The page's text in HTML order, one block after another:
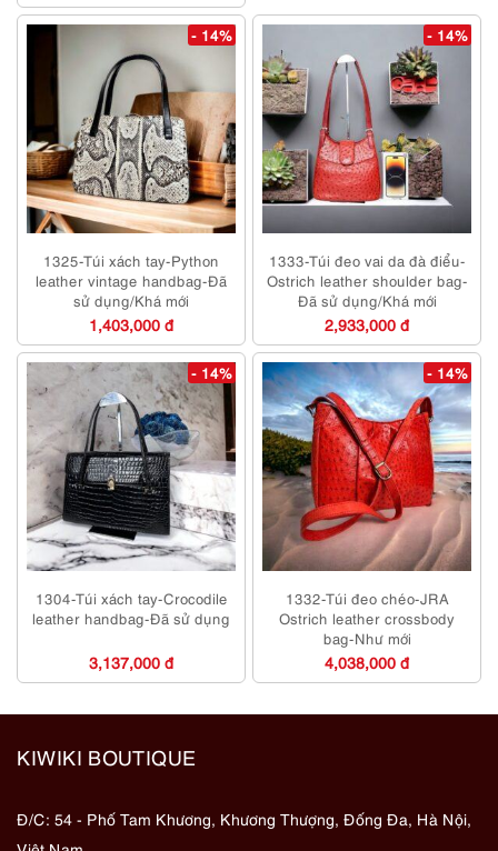
- 14%
1325-Túi xách tay-Python
leather vintage handbag-Đã
sử dụng/Khá mới
1,403,000 đ
- 14%
1333-Túi đeo vai da đà điểu-
Ostrich leather shoulder bag-
Đã sử dụng/Khá mới
2,933,000 đ
- 14%
1304-Túi xách tay-Crocodile
leather handbag-Đã sử dụng
3,137,000 đ
- 14%
1332-Túi đeo chéo-JRA
Ostrich leather crossbody
bag-Như mới
4,038,000 đ
KIWIKI BOUTIQUE
Đ/C: 54 - Phố Tam Khương, Khương Thượng, Đống Đa, Hà Nội,